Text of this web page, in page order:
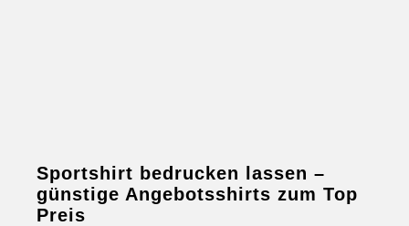
Sportshirt bedrucken lassen –
günstige Angebotsshirts zum Top
Preis